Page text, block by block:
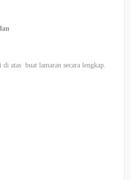
atas buat lamaran secara lengkap.